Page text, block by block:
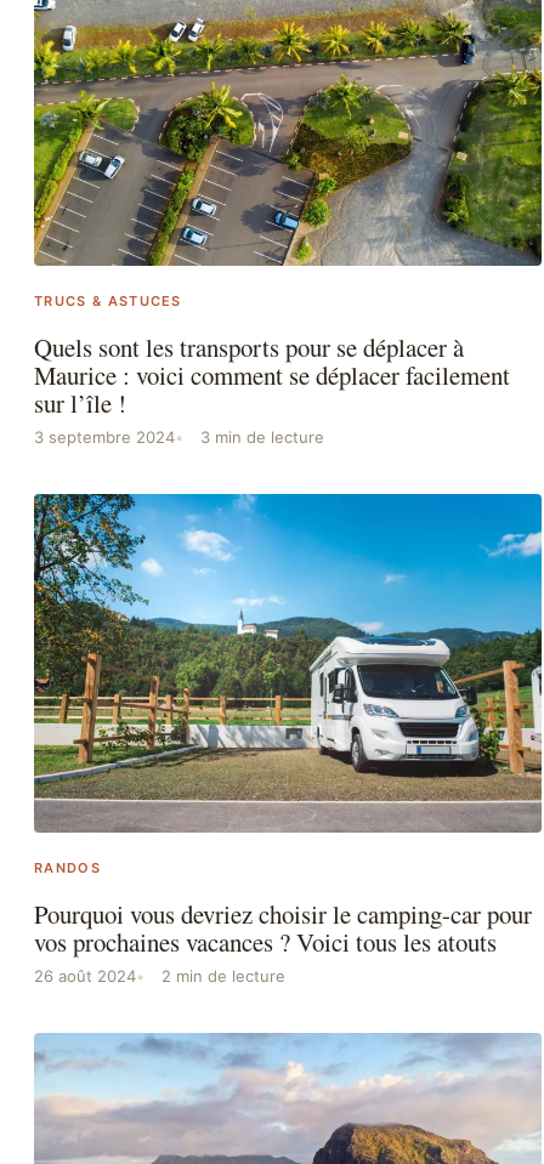
TRUCS & ASTUCES
Quels sont les transports pour se déplacer à
Maurice : voici comment se déplacer facilement
sur l’île !
3 septembre 2024 3 min de lecture
RANDOS
Pourquoi vous devriez choisir le camping-car pour
vos prochaines vacances ? Voici tous les atouts
26 août 2024 2 min de lecture